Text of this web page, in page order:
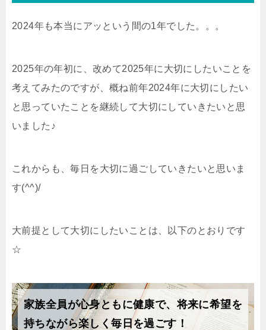
2024年も本当にアッという間の1年でした。。。
2025年の年初に、改めて2025年に大切にしたいことを
考えてみたのですが、概ね前年2024年に大切にしたい
と思っていたことを継続して大切にしていきたいと思
いました♪
これからも、毎日を大切に過ごしていきたいと思いま
す(^^)/
大前提として大切にしたいことは、以下のとおりです
☆
家族全員が心身ともに健康で、将来に希望を
持ちながら楽しく毎日を過ごす！